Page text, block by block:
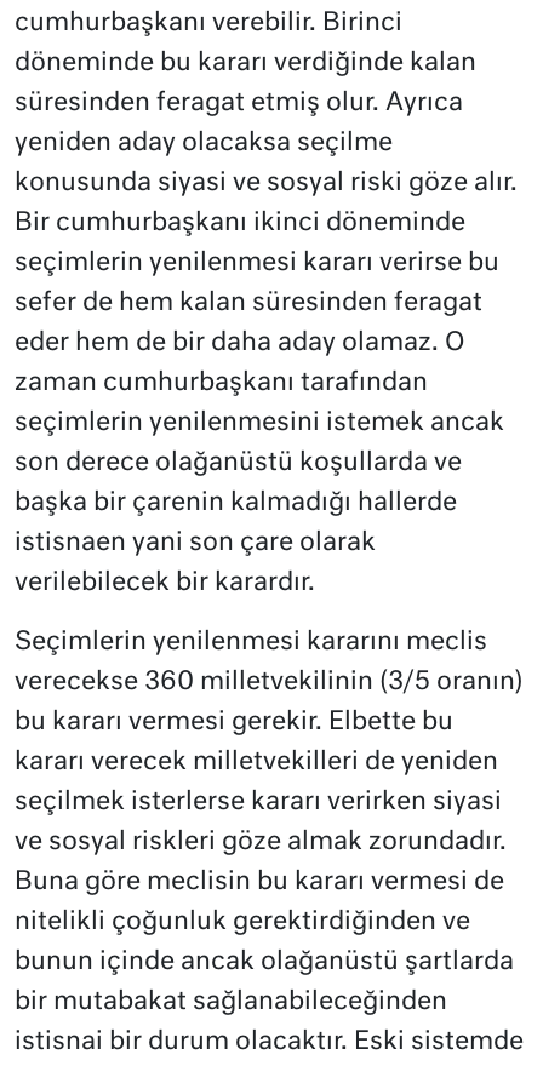
cumhurbaşkanı verebilir. Birinci
döneminde bu kararı verdiğinde kalan
süresinden feragat etmiş olur. Ayrıca
yeniden aday olacaksa seçilme
konusunda siyasi ve sosyal riski göze alır.
Bir cumhurbaşkanı ikinci döneminde
seçimlerin yenilenmesi kararı verirse bu
sefer de hem kalan süresinden feragat
eder hem de bir daha aday olamaz. O
zaman cumhurbaşkanı tarafından
seçimlerin yenilenmesini istemek ancak
son derece olağanüstü koşullarda ve
başka bir çarenin kalmadığı hallerde
istisnaen yani son çare olarak
verilebilecek bir karardır.
Seçimlerin yenilenmesi kararını meclis
verecekse 360 milletvekilinin (3/5 oranın)
bu kararı vermesi gerekir. Elbette bu
kararı verecek milletvekilleri de yeniden
seçilmek isterlerse kararı verirken siyasi
ve sosyal riskleri göze almak zorundadır.
Buna göre meclisin bu kararı vermesi de
nitelikli çoğunluk gerektirdiğinden ve
bunun içinde ancak olağanüstü şartlarda
bir mutabakat sağlanabileceğinden
istisnai bir durum olacaktır. Eski sistemde